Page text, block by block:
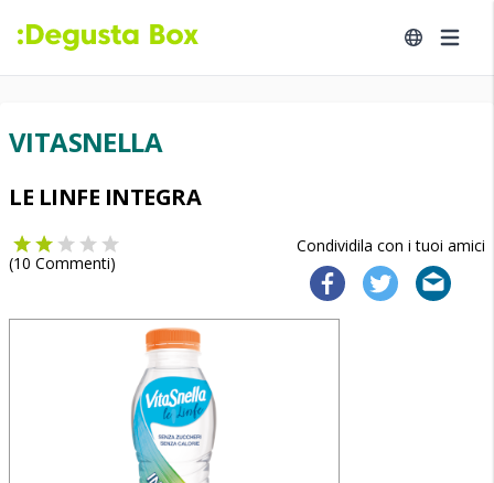
VITASNELLA
LE LINFE INTEGRA
Condividila con i tuoi amici
(10 Commenti)